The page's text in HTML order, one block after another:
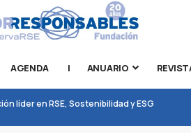
AGENDA | ANUARIO
líder en RSE, Sostenibilidad y ESG